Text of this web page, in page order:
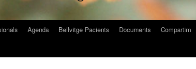
Agenda Bellvitge Pacients Documents Compartim